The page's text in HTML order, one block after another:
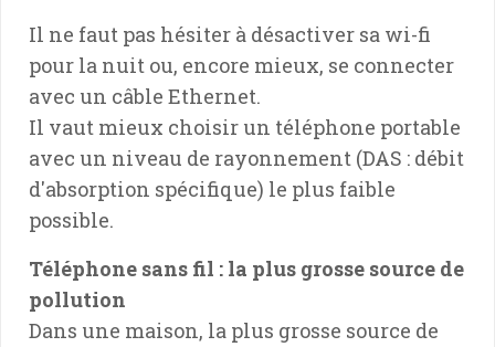
Il ne faut pas hésiter à désactiver sa wi-fi
pour la nuit ou, encore mieux, se connecter
avec un câble Ethernet.
Il vaut mieux choisir un téléphone portable
avec un niveau de rayonnement (DAS : débit
d'absorption spécifique) le plus faible
possible.
Téléphone sans fil : la plus grosse source de
pollution
Dans une maison, la plus grosse source de